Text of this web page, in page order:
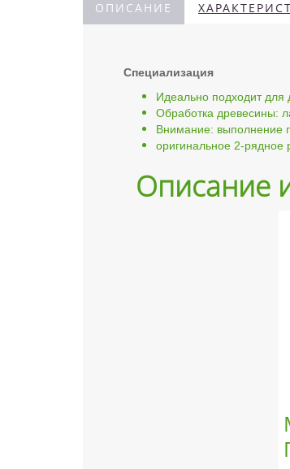
ОПИСАНИЕ
Специализация
Идеально подходит для
Обработка древесины:
Внимание: выполнение
оригинальное 2-рядное
Описание